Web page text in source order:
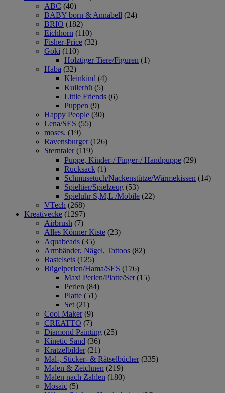
ABC (40)
BABY born & Annabell (24)
BRIO (182)
Eichhorn (110)
Fisher-Price (32)
Goki (110)
Holztiger Tiere/Figuren (1)
Haba (32)
Kleinkind (4)
Kullerbü (5)
Little Friends (6)
Puppen (9)
Happy People (30)
Lena/SES (55)
moses. (19)
Ravensburger (126)
Sterntaler (119)
Puppe, Kinder-/ Finger-/ Handpuppe (29)
Rucksack (1)
Schmusetuch/Nackenstütze/Wärmekissen (14)
Spieltier/Spielzeug (53)
Spieluhr S,M,L /Mobile (22)
VTech (268)
Kreativecke (1297)
Airbrush (7)
Alles Könner Kiste (23)
Aquabeads (35)
Armbänder, Nägel, Tattoos (82)
Bastelsets (125)
Bügelperlen/Hama/SES (176)
Maxi Perlen/Platte/Set (15)
Perlen (84)
Platte (51)
Set (21)
Cool Maker (9)
CREATTO (7)
Diamond Painting (25)
Kinetic Sand (36)
Kratzelbilder (21)
Mal-, Sticker- & Rätselbücher (335)
Malen & Zeichnen (219)
Malen nach Zahlen (180)
Mosaic (5)